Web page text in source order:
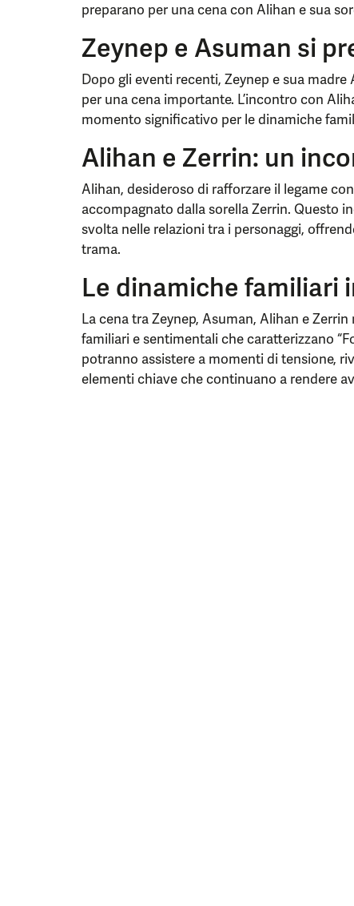
preparano per una cena con Alihan e sua
Zeynep e Asuman si
Dopo gli eventi recenti, Zeynep e sua
per una cena importante. L’incontro con
momento significativo per le dinamiche
Alihan e Zerrin: un
Alihan, desideroso di rafforzare il legame
accompagnato dalla sorella Zerrin. Questo
svolta nelle relazioni tra i personaggi,
trama.
Le dinamiche familiari
La cena tra Zeynep, Asuman, Alihan e
familiari e sentimentali che caratterizzano
potranno assistere a momenti di tensione,
elementi chiave che continuano a rendere